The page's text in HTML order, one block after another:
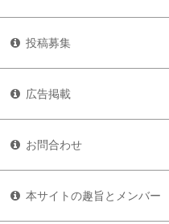
投稿募集
広告掲載
お問合わせ
本サイトの趣旨とメンバー